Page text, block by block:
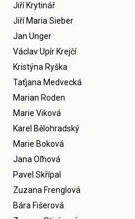
Jiří Krytinář
Jiří Maria Sieber
Jan Unger
Václav Upír Krejčí
Kristýna Ryška
Taťjana Medvecká
Marian Roden
Marie Viková
Karel Bělohradský
Marie Boková
Jana Oľhová
Pavel Skřípal
Zuzana Frenglová
Bára Fišerová